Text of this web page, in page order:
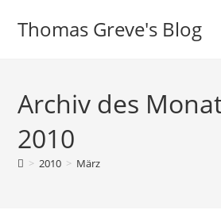
InhaltThomas Greve's Blog
Archiv des
2010
> 2010 > März